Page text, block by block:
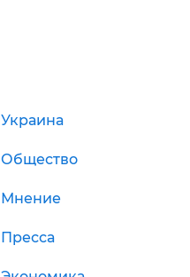
Украина
Общество
Мнение
Пресса